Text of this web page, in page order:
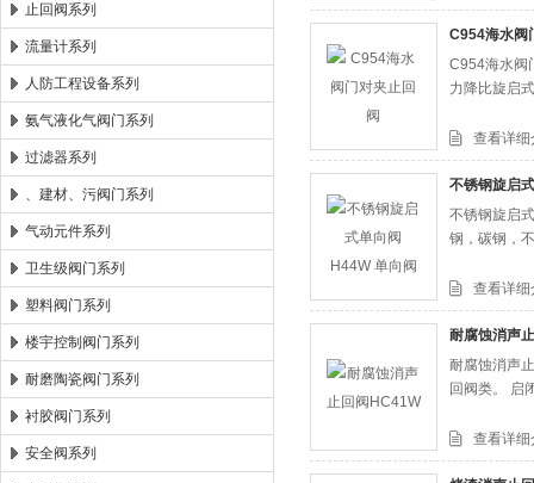
止回阀系列
流量计系列
人防工程设备系列
氨气液化气阀门系列
过滤器系列
、建材、污阀门系列
气动元件系列
卫生级阀门系列
塑料阀门系列
楼宇控制阀门系列
耐磨陶瓷阀门系列
衬胶阀门系列
安全阀系列
C954海水阀
C954海水阀
力降比旋启
查看详细
不锈钢旋启
不锈钢旋启
钢，碳钢，
查看详细
耐腐蚀消声
耐腐蚀消声
回阀类。 启
查看详细